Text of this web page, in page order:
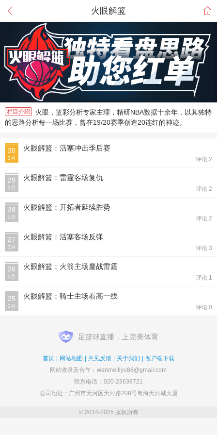
火眼解篮
栏目介绍
火眼，篮彩分析专家主理，精研NBA数据十余年，以其独特
的思路分析每一场比赛，曾在19/20赛季创造20连红的神迹。
30
3月
火眼解篮：活塞冲击季后赛
评论 2
29
3月
火眼解篮：雷霆客场复仇
评论 2
28
3月
火眼解篮：开拓者延续胜势
评论 2
27
3月
火眼解篮：活塞客场反弹
评论 3
26
3月
火眼解篮：火箭主场鏖战雷霆
评论 1
25
3月
火眼解篮：骑士主场看高一线
评论 0
足篮球直播，上 完美体育
首页 | 网站地图 | 意见反馈 | 关于我们 | 客户端下载
网站收录及合作： wanmeitiyu88@gmail.com
联系电话： 020-23638721
公司地址：广州市天河区天河路208号粤海天河城大厦
© 2014-2025 版权所有